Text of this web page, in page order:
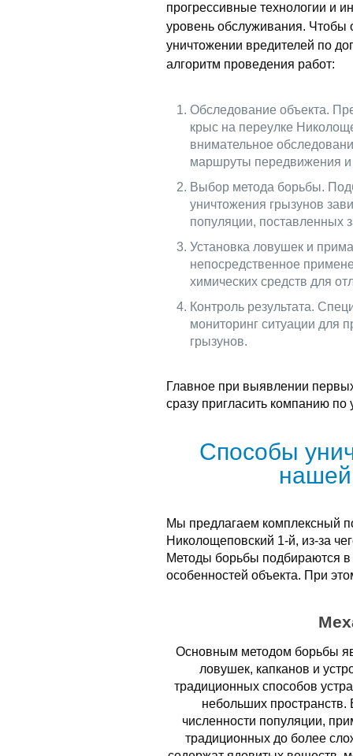
прогрессивные технологии и
уровень обслуживания. Чтобы
уничтожении вредителей по
алгоритм проведения работ:
Обследование объекта.
крыс на переулке
внимательное
маршруты передвижения и
Выбор метода борьбы.
уничтожения грызунов
популяции, поставленных
Установка ловушек и
непосредственное
химических средств для
Контроль результата.
мониторинг ситуации для
грызунов.
Главное при выявлении
сразу пригласить компанию
Способы
Мы предлагаем комплексный
Николощеповский 1-й, из-за
Методы борьбы подбираются в
особенностей объекта. При
Основным методом борьбы
ловушек, капканов и
традиционных способов
небольших
численности популяции,
традиционных до более